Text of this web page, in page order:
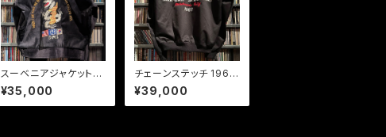
スーベニアジャケット
08 別珍ブラック
¥35,000
チェーンステッチ 1967
ブルゾン
¥39,000